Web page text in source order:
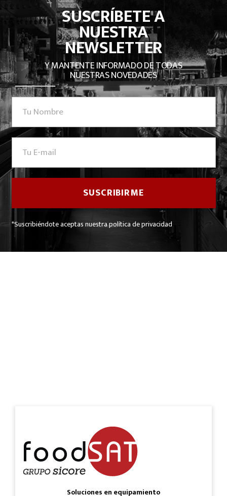
SUSCRÍBETE A
NUESTRA
NEWSLETTER
Y MANTENTE INFORMADO DE TODAS
NUESTRAS NOVEDADES
*Suscribiéndote aceptas nuestra política de privacidad
Soluciones en equipamiento